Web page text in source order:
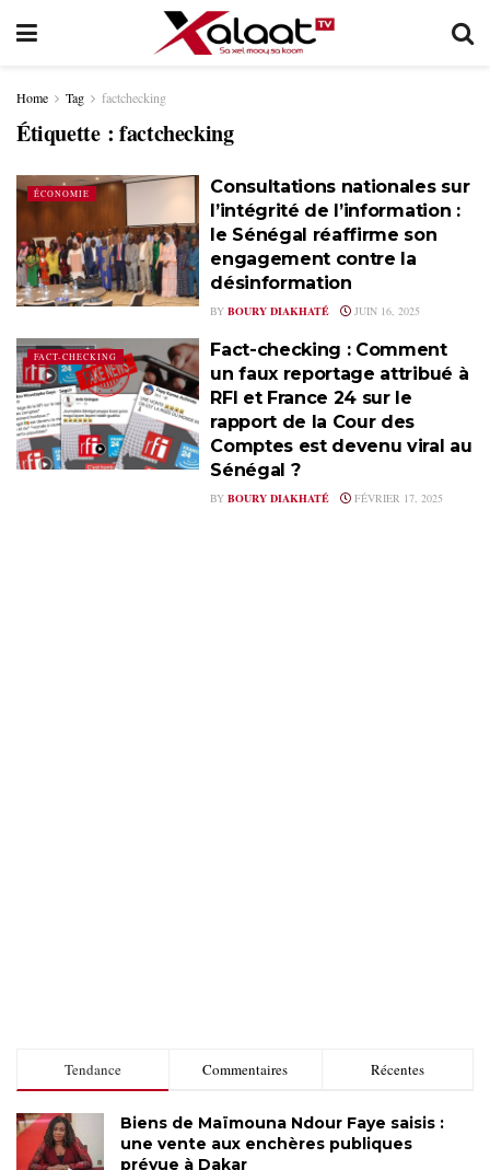
Home Tag factchecking
Étiquette :factchecking
ÉCONOMIE
Consultations nationales sur
l’intégrité de l’information :
le Sénégal réaffirme son
engagement contre la
désinformation
BY BOURY DIAKHATÉ JUIN 16, 2025
FACT-CHECKING
Fact-checking : Comment
un faux reportage attribué à
RFI et France 24 sur le
rapport de la Cour des
Comptes est devenu viral au
Sénégal ?
BY BOURY DIAKHATÉ FÉVRIER 17, 2025
Tendance Commentaires Récentes
Biens de Maïmouna Ndour Faye saisis :
une vente aux enchères publiques
prévue à Dakar